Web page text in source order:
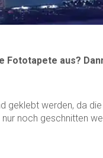
aus?
werden, da
noch geschnitten